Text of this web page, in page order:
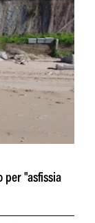
per "asfissia